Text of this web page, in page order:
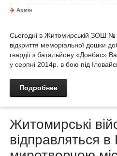
Армія
Сьогодні в Житомирській ЗОШ №
відкриття меморіальної дошки
гвардії з батальйону «Донбас»
у серпні 2014р. в бою під
Подробнее
Житомирські
відправляться в